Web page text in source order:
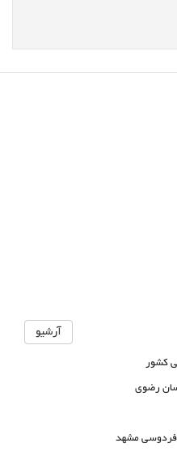
آرشیو
کشور
رضوی
فردوسی مشهد